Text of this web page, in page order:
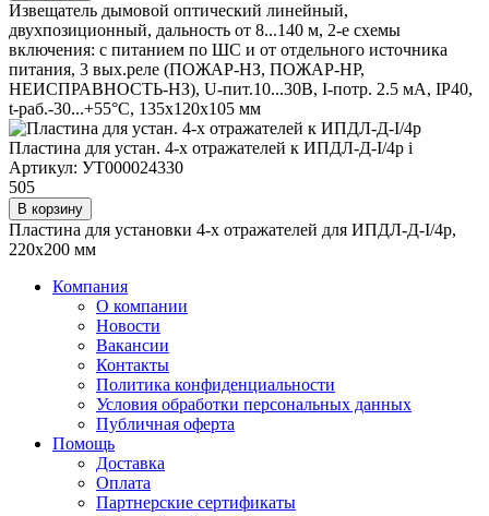
Извещатель дымовой оптический линейный,
двухпозиционный, дальность от 8...140 м, 2-е схемы
включения: с питанием по ШС и от отдельного источника
питания, 3 вых.реле (ПОЖАР-НЗ, ПОЖАР-НР,
НЕИСПРАВНОСТЬ-НЗ), U-пит.10...30В, I-потр. 2.5 мА, IP40,
t-раб.-30...+55°С, 135х120х105 мм
Пластина для устан. 4-х отражателей к ИПДЛ-Д-I/4р i
Артикул: УТ000024330
505
В корзину
Пластина для установки 4-х отражателей для ИПДЛ-Д-I/4р,
220х200 мм
Компания
О компании
Новости
Вакансии
Контакты
Политика конфиденциальности
Условия обработки персональных данных
Публичная оферта
Помощь
Доставка
Оплата
Партнерские сертификаты